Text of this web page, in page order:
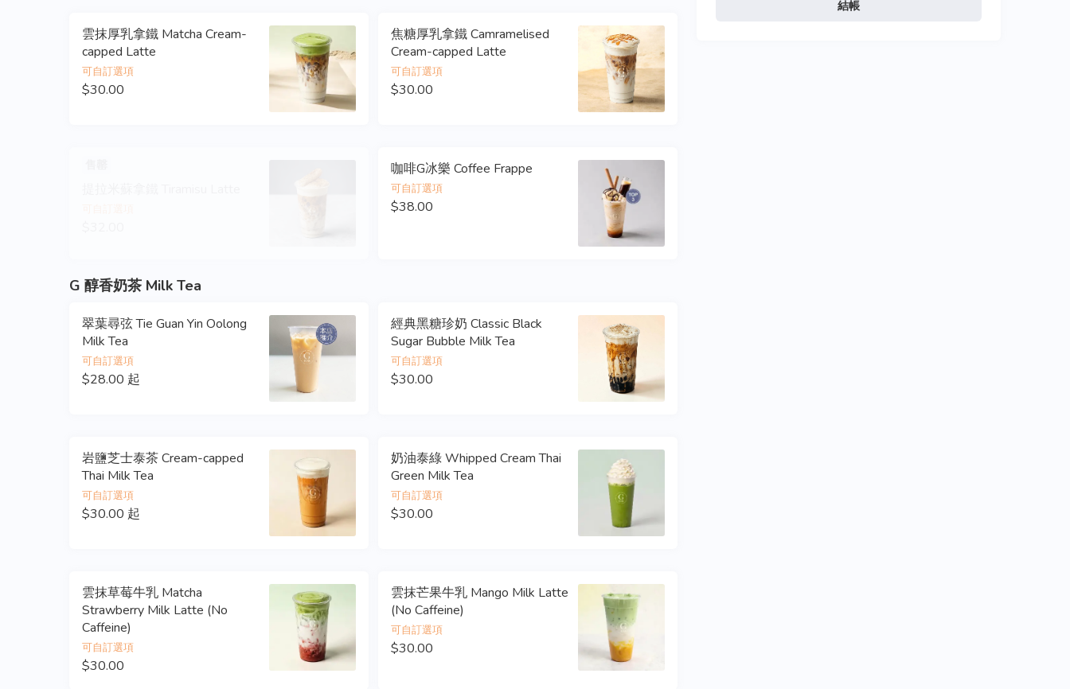
雲抹厚乳拿鐵 Matcha Cream-
capped Latte
可自訂選項
$30.00
焦糖厚乳拿鐵 Camramelised
Cream-capped Latte
可自訂選項
$30.00
咖啡G冰樂 Coffee Frappe
可自訂選項
$38.00
G 醇香奶茶 Milk Tea
翠葉尋弦 Tie Guan Yin Oolong
Milk Tea
可自訂選項
$28.00 起
經典黑糖珍奶 Classic Black
Sugar Bubble Milk Tea
可自訂選項
$30.00
岩鹽芝士泰茶 Cream-capped
Thai Milk Tea
可自訂選項
$30.00 起
奶油泰綠 Whipped Cream Thai
Green Milk Tea
可自訂選項
$30.00
雲抹草莓牛乳 Matcha
Strawberry Milk Latte (No
Caffeine)
可自訂選項
$30.00
雲抹芒果牛乳 Mango Milk Latte
(No Caffeine)
可自訂選項
$30.00
結帳